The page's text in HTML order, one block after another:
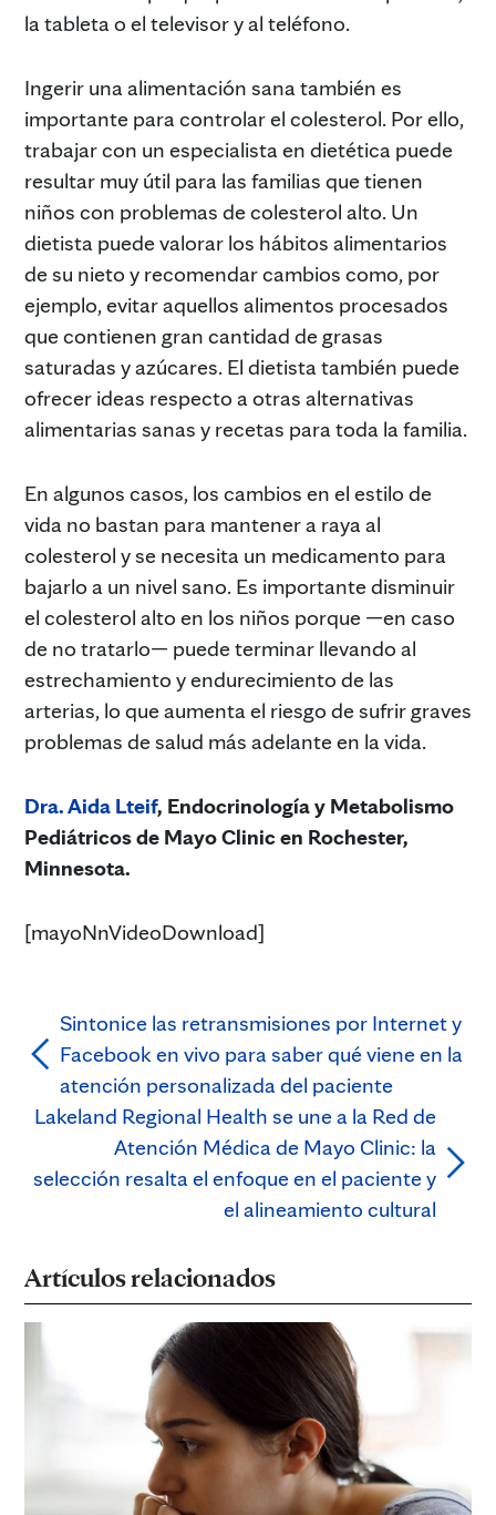
la tableta o el televisor y al teléfono.
Ingerir una alimentación sana también es
importante para controlar el colesterol. Por ello,
trabajar con un especialista en dietética puede
resultar muy útil para las familias que tienen
niños con problemas de colesterol alto. Un
dietista puede valorar los hábitos alimentarios
de su nieto y recomendar cambios como, por
ejemplo, evitar aquellos alimentos procesados
que contienen gran cantidad de grasas
saturadas y azúcares. El dietista también puede
ofrecer ideas respecto a otras alternativas
alimentarias sanas y recetas para toda la familia.
En algunos casos, los cambios en el estilo de
vida no bastan para mantener a raya al
colesterol y se necesita un medicamento para
bajarlo a un nivel sano. Es importante disminuir
el colesterol alto en los niños porque —en caso
de no tratarlo— puede terminar llevando al
estrechamiento y endurecimiento de las
arterias, lo que aumenta el riesgo de sufrir graves
problemas de salud más adelante en la vida.
Dra. Aida Lteif, Endocrinología y Metabolismo
Pediátricos de Mayo Clinic en Rochester,
Minnesota.
[mayoNnVideoDownload]
Sintonice las retransmisiones por Internet y
Facebook en vivo para saber qué viene en la
atención personalizada del paciente
Lakeland Regional Health se une a la Red de
Atención Médica de Mayo Clinic: la
selección resalta el enfoque en el paciente y
el alineamiento cultural
Artículos relacionados